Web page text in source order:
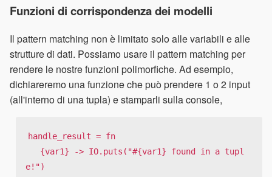
Funzioni di corrispondenza dei modelli
Il pattern matching non è limitato solo alle variabili e alle
strutture di dati. Possiamo usare il pattern matching per
rendere le nostre funzioni polimorfiche. Ad esempio,
dichiareremo una funzione che può prendere 1 o 2 input
(all'interno di una tupla) e stamparli sulla console,
handle_result = fn
e!")